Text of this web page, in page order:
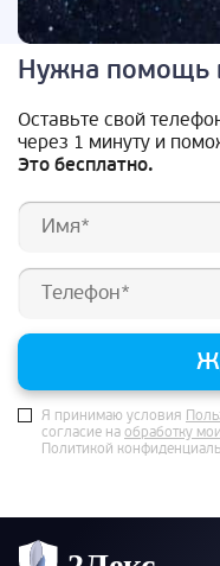
Нужна помощь
Оставьте свой
через 1 минуту и
Это бесплатно.
Я принимаю условия
согласие на обработку
Политикой